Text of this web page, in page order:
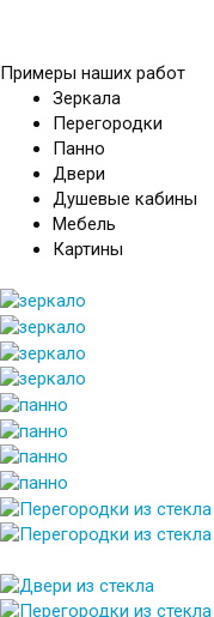
Примеры наших работ
Зеркала
Перегородки
Панно
Двери
Душевые кабины
Мебель
Картины